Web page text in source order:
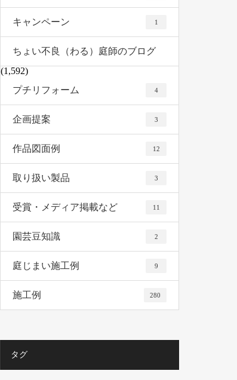
キャンペーン 1
ちょい不良（わる）庭師のブログ
(1,592)
プチリフォーム
4
企画提案 3
作品図面例 12
取り扱い製品 3
受賞・メディア掲載など 11
園芸豆知識 2
庭じまい施工例 9
施工例 280
タグ